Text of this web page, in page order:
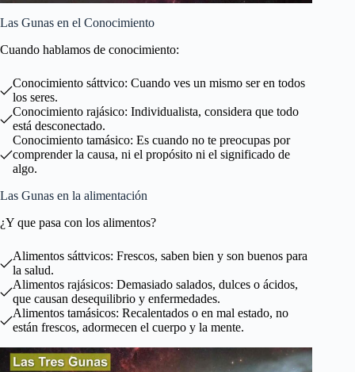
Las Gunas en el Conocimiento
Cuando hablamos de conocimiento:
Conocimiento sáttvico: Cuando ves un mismo ser en todos
los seres.
Conocimiento rajásico: Individualista, considera que todo
está desconectado.
Conocimiento tamásico: Es cuando no te preocupas por
comprender la causa, ni el propósito ni el significado de
algo.
Las Gunas en la alimentación
¿Y que pasa con los alimentos?
Alimentos sáttvicos: Frescos, saben bien y son buenos para
la salud.
Alimentos rajásicos: Demasiado salados, dulces o ácidos,
que causan desequilibrio y enfermedades.
Alimentos tamásicos: Recalentados o en mal estado, no
están frescos, adormecen el cuerpo y la mente.